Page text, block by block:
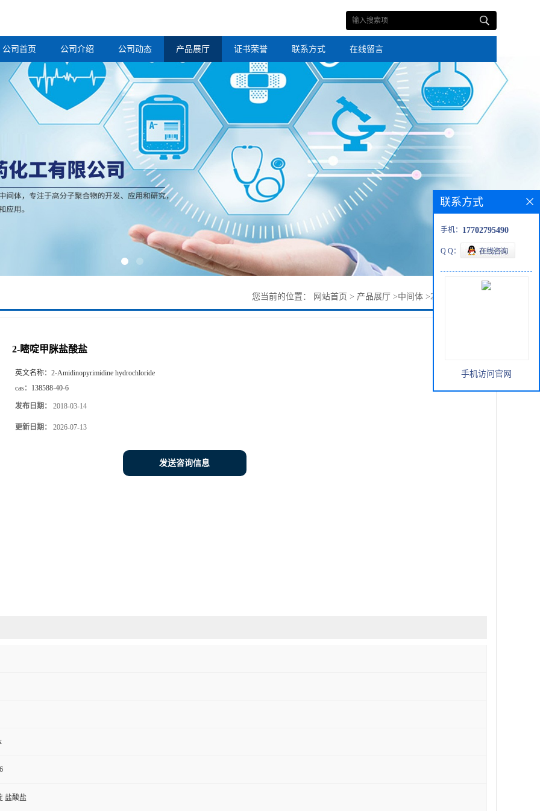
公司首页 公司介绍 公司动态 产品展厅 证书荣誉 联系方式 在线留言
您当前的位置： 网站首页 > 产品展厅 >中间体 >2-嘧啶甲脒盐酸盐
2-嘧啶甲脒盐酸盐
英文名称： 2-Amidinopyrimidine hydrochloride
cas： 138588-40-6
发布日期： 2018-03-14
更新日期： 2026-07-13
发送咨询信息
盐酸盐
联系方式
手机： 17702795490
Q Q：
手机访问官网